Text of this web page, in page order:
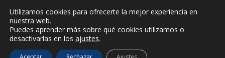
© Copyright Excavaciones Herman, S.L. – Todos los
derechos reservados
Utilizamos cookies para ofrecerte la mejor experiencia en
nuestra web.
Puedes aprender más sobre qué cookies utilizamos o
desactivarlas en los ajustes.